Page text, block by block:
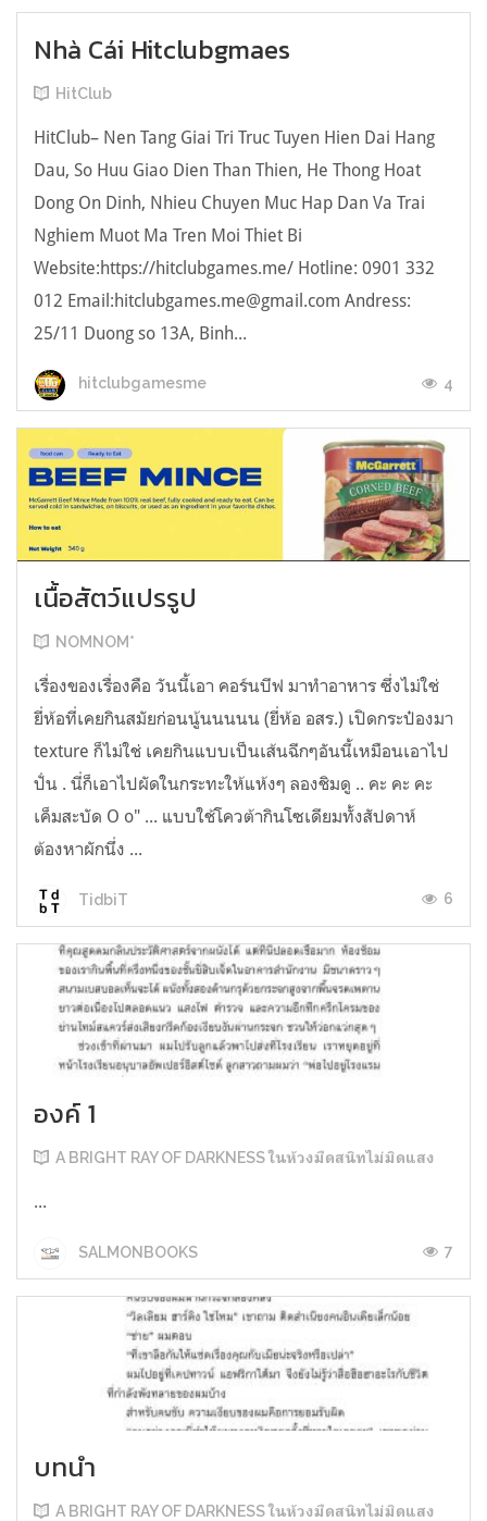
Nhà Cái Hitclubgmaes
HitClub
HitClub– Nen Tang Giai Tri Truc Tuyen Hien Dai Hang
Dau, So Huu Giao Dien Than Thien, He Thong Hoat
Dong On Dinh, Nhieu Chuyen Muc Hap Dan Va Trai
Nghiem Muot Ma Tren Moi Thiet Bi
Website:https://hitclubgames.me/ Hotline: 0901 332
012 Email:hitclubgames.me@gmail.com Andress:
25/11 Duong so 13A, Binh...
hitclubgamesme 4
เนื้อสัตว์แปรรูป
NOMNOM*
เรื่องของเรื่องคือ วันนี้เอา คอร์นบีฟ มาทำอาหาร ซึ่งไม่ใช่
ยี่ห้อที่เคยกินสมัยก่อนนู้นนนนน (ยี่ห้อ อสร.) เปิดกระป๋องมา
texture ก็ไม่ใช่ เคยกินแบบเป็นเส้นฉีกๆอันนี้เหมือนเอาไป
ปั่น . นี่ก็เอาไปผัดในกระทะให้แห้งๆ ลองชิมดู .. คะ คะ คะ
เค็มสะบัด O o" ... แบบใช้โควต้ากินโซเดียมทั้งสัปดาห์
ต้องหาผักนึ่ง ...
TidbiT 6
องค์ 1
A BRIGHT RAY OF DARKNESS ในห้วงมืดสนิทไม่มิดแสง
...
SALMONBOOKS 7
บทนำ
A BRIGHT RAY OF DARKNESS ในห้วงมืดสนิทไม่มิดแสง